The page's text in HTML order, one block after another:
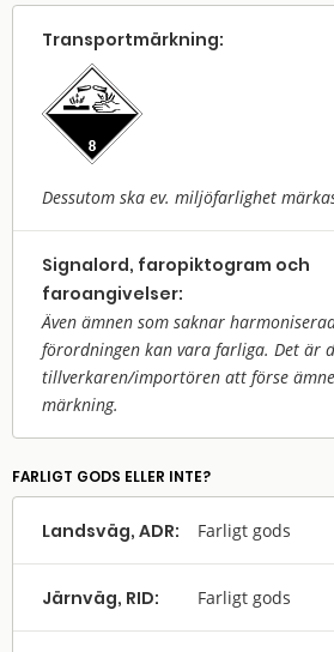
Transport­märkning:
Dessutom ska ev. miljöfarlighet
Signalord, faropiktogram och
faroangivelser:
Även ämnen som saknar
förordningen kan vara farliga. Det är
tillverkaren/importören att förse
märkning.
FARLIGT GODS ELLER INTE?
Landsväg, ADR: Farligt gods
Järnväg, RID: Farligt gods